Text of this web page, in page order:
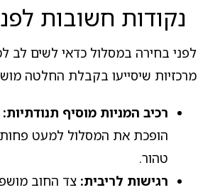
נקודות חשובות
לפני בחירה במסלול כדאי לשים לב
מרכזיות שיסייעו בקבלת החלטה
רכיב המניות מוסיף תנודתיות:
הופכת את המסלול למעט פחות
טהור.
רגישות לריבית: צד החוב